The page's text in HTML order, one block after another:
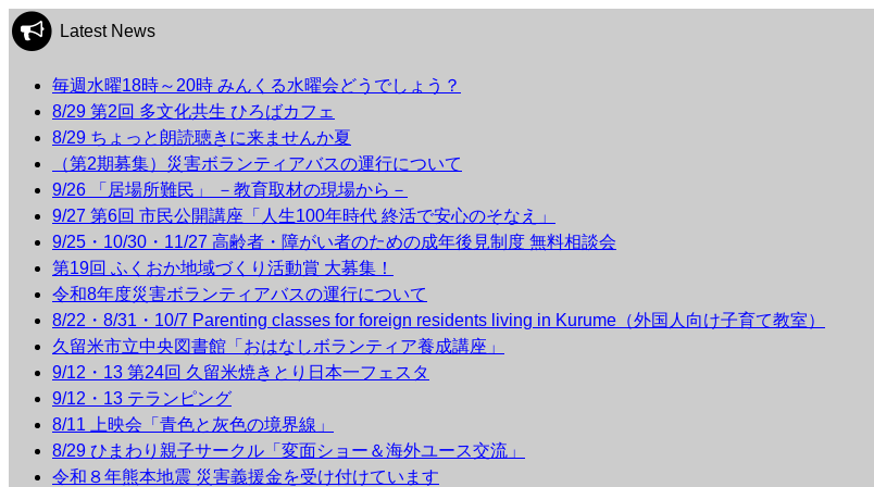
Latest News
毎週水曜18時～20時 みんくる水曜会どうでしょう？
8/29 第2回 多文化共生 ひろばカフェ
8/29 ちょっと朗読聴きに来ませんか夏
（第2期募集）災害ボランティアバスの運行について
9/26 「居場所難民」 －教育取材の現場から－
9/27 第6回 市民公開講座「人生100年時代 終活で安心のそなえ」
9/25・10/30・11/27 高齢者・障がい者のための成年後見制度 無料相談会
第19回 ふくおか地域づくり活動賞 大募集！
令和8年度災害ボランティアバスの運行について
8/22・8/31・10/7 Parenting classes for foreign residents living in Kurume（外国人向け子育て教室）
久留米市立中央図書館「おはなしボランティア養成講座」
9/12・13 第24回 久留米焼きとり日本一フェスタ
9/12・13 テランピング
8/11 上映会「青色と灰色の境界線」
8/29 ひまわり親子サークル「変面ショー＆海外ユース交流」
令和８年熊本地震 災害義援金を受け付けています